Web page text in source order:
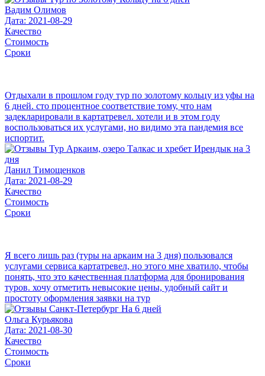
Вадим Олимов
Дата: 2021-08-29
Качество
Стоимость
Сроки
Отдыхали в прошлом году тур по золотому кольцу из уфы на
6 дней. сто процентное соответствие тому, что нам
задекларировали в картатревел. хотели и в этом году
воспользоваться их услугами, но видимо эта пандемия все
испортит.
Данил Тимощенков
Дата: 2021-08-29
Качество
Стоимость
Сроки
Я всего лишь раз (туры на аркаим на 3 дня) пользовался
услугами сервиса картатревел, но этого мне хватило, чтобы
понять, что это качественная платформа для бронирования
туров. хочу отметить невысокие цены, удобный сайт и
простоту оформления заявки на тур
Ольга Курьякова
Дата: 2021-08-30
Качество
Стоимость
Сроки